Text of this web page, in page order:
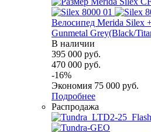
Велосипед Merida Silex
Gunmetal Grey(Black/
В наличии
395 000 руб.
470 000 руб.
-16%
Экономия 75 000 руб.
Подробнее
Распродажа